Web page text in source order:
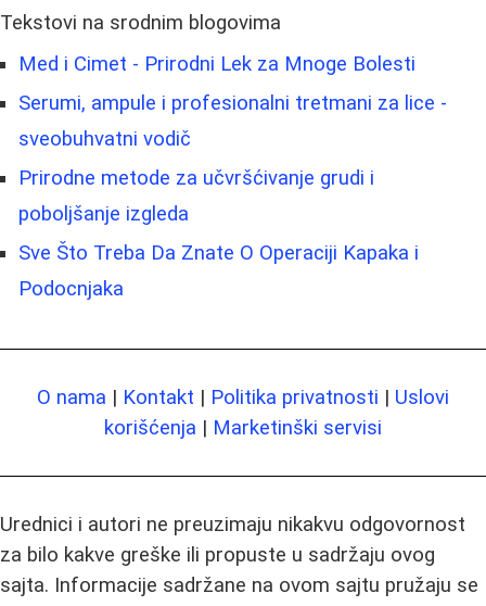
Tekstovi na srodnim blogovima
Med i Cimet - Prirodni Lek za Mnoge Bolesti
Serumi, ampule i profesionalni tretmani za lice -
sveobuhvatni vodič
Prirodne metode za učvršćivanje grudi i
poboljšanje izgleda
Sve Što Treba Da Znate O Operaciji Kapaka i
Podocnjaka
O nama | Kontakt | Politika privatnosti | Uslovi
korišćenja | Marketinški servisi
Urednici i autori ne preuzimaju nikakvu odgovornost
za bilo kakve greške ili propuste u sadržaju ovog
sajta. Informacije sadržane na ovom sajtu pružaju se